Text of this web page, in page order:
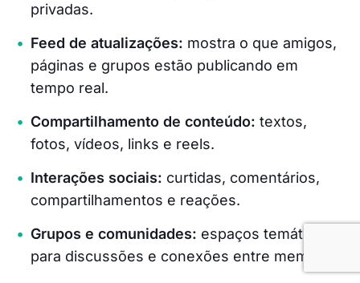
privadas.
Feed de atualizações: mostra o que amigos,
páginas e grupos estão publicando em
tempo real.
Compartilhamento de conteúdo: textos,
fotos, vídeos, links e reels.
Interações sociais: curtidas, comentários,
compartilhamentos e reações.
Grupos e comunidades: espaços temáticos
para discussões e conexões entre membros.